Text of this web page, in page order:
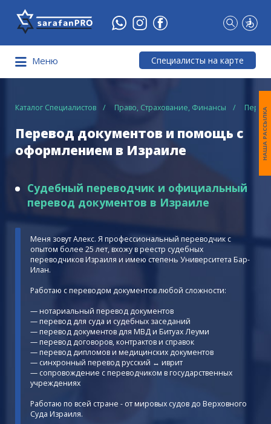
Что
Вы
ищете?
Меню Специалисты на карте
Каталог Специалистов Право, Страхование, Финансы
Перевод документов и помощь с
оформлением в Израиле
Судебный переводчик и официальный
перевод документов в Израиле
Меня зовут Алекс. Я профессиональный переводчик с
опытом более 25 лет, вхожу в реестр судебных
переводчиков Израиля и имею степень Университета Бар-
Илан.
Работаю с переводом документов любой сложности:
— нотариальный перевод документов
— перевод для суда и судебных заседаний
— перевод документов для МВД и Битуах Леуми
— перевод договоров, контрактов и справок
— перевод дипломов и медицинских документов
— синхронный перевод русский ↔ иврит
— сопровождение с переводчиком в государственных
учреждениях
Работаю по всей стране - от мировых судов до Верховного
Суда Израиля.
НАША РАССЫЛКА